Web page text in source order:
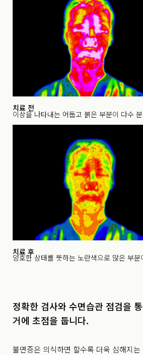
치료 전
이상을 나타내는 어둡고 붉은 부분이 다수
치료 후
양호한 상태를 뜻하는 노란색으로 많은 부분
정확한 검사와 수면습관 점검을
거에 초점을 둡니다.
불면증은 의식하면 할수록 더욱 심해지는